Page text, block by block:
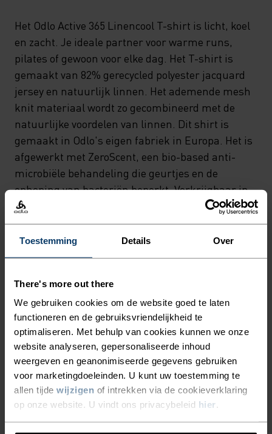
Toestemming Details Over
There's more out there
We gebruiken cookies om de website goed te laten
functioneren en de gebruiksvriendelijkheid te
optimaliseren. Met behulp van cookies kunnen we onze
website analyseren, gepersonaliseerde inhoud
weergeven en geanonimiseerde gegevens gebruiken
voor marketingdoeleinden. U kunt uw toestemming te
allen tijde wijzigen of intrekken via de cookieverklaring
op onze website. U vindt ons privacybeleid hier .
Het Odlo Active 365 Linencool T-shirt is licht, koel
en zacht. Je ideale partner voor warme runs,
pilates of gewoon voor elke dag. Het T-shirt is
gemaakt van 82% gerecycled polyester jacquard
jersey en natuurlijk linnen. Het ademende mesh
knit materiaal wordt zo gecombineerd met de
natuurlijke voordelen van linnen. Dit shirt is
gemaakt in Odlo's eigen fabriek in Europa. Het is
afgewerkt met ZeroScent, een bio-based anti-
microbiële behandeling die geurtjes en de
ophoping van bacteriën beperkt. Verkrijgbaar in
vier kleuren. Een ongelooflijk zacht materiaal dat
uitstekend presteert in de hitte.
ERVAAR DE SNELHEID VAN
LICHT
Blijf droog. Loop sneller. Performance
hardloopkleding waarin je verder komt.